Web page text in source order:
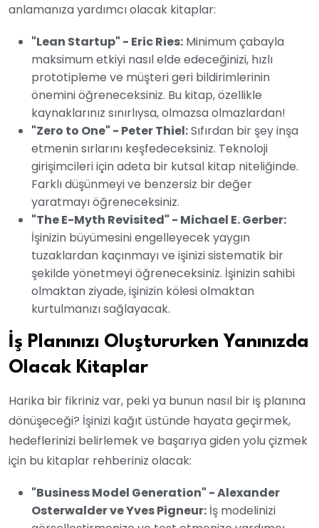
anlamanıza yardımcı olacak kitaplar:
"Lean Startup" - Eric Ries: Minimum çabayla
maksimum etkiyi nasıl elde edeceğinizi, hızlı
prototipleme ve müşteri geri bildirimlerinin
önemini öğreneceksiniz. Bu kitap, özellikle
kaynaklarınız sınırlıysa, olmazsa olmazlardan!
"Zero to One" - Peter Thiel:Sıfırdan bir şey inşa
etmenin sırlarını keşfedeceksiniz. Teknoloji
girişimcileri için adeta bir kutsal kitap niteliğinde.
Farklı düşünmeyi ve benzersiz bir değer
yaratmayı öğreneceksiniz.
"The E-Myth Revisited" - Michael E. Gerber:
İşinizin büyümesini engelleyecek yaygın
tuzaklardan kaçınmayı ve işinizi sistematik bir
şekilde yönetmeyi öğreneceksiniz. İşinizin sahibi
olmaktan ziyade, işinizin kölesi olmaktan
kurtulmanızı sağlayacak.
İş Planınızı Oluştururken Yanınızda
Olacak Kitaplar
Harika bir fikriniz var, peki ya bunun nasıl bir iş planına
dönüşeceği? İşinizi kağıt üstünde hayata geçirmek,
hedeflerinizi belirlemek ve başarıya giden yolu çizmek
için bu kitaplar rehberiniz olacak:
"Business Model Generation" - Alexander
Osterwalder ve Yves Pigneur: İş modelinizi